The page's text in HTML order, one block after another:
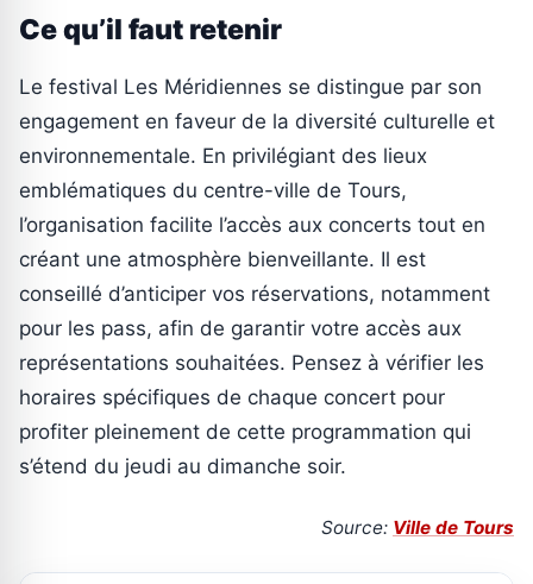
Ce qu’il faut retenir
Le festival Les Méridiennes se distingue par son
engagement en faveur de la diversité culturelle et
environnementale. En privilégiant des lieux
emblématiques du centre-ville de Tours,
l’organisation facilite l’accès aux concerts tout en
créant une atmosphère bienveillante. Il est
conseillé d’anticiper vos réservations, notamment
pour les pass, afin de garantir votre accès aux
représentations souhaitées. Pensez à vérifier les
horaires spécifiques de chaque concert pour
profiter pleinement de cette programmation qui
s’étend du jeudi au dimanche soir.
Source: Ville de Tours